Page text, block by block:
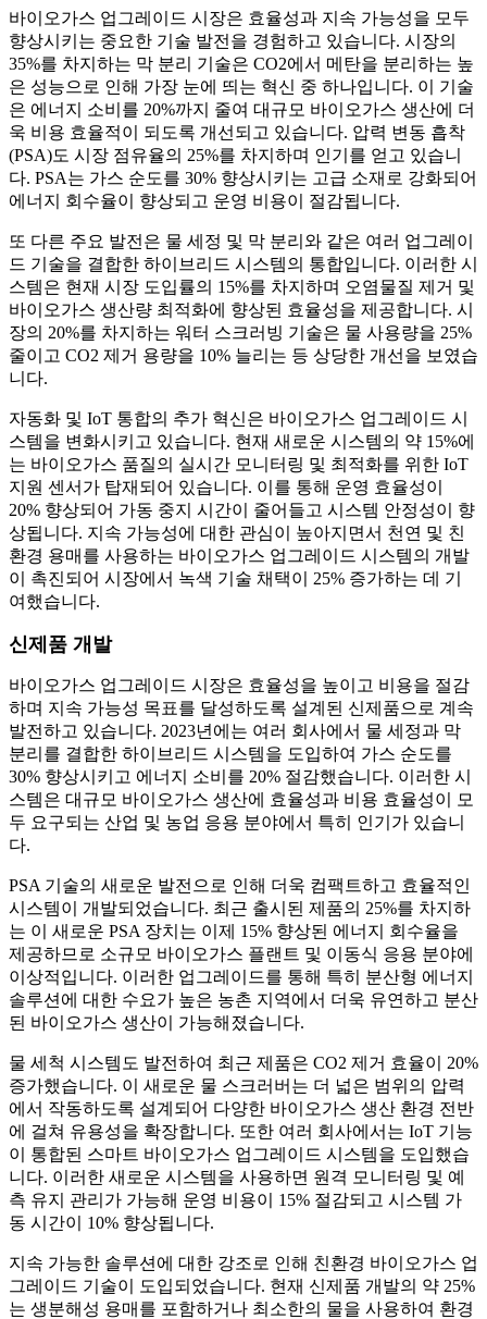
바이오가스 업그레이드 시장은 효율성과 지속 가능성을 모두
향상시키는 중요한 기술 발전을 경험하고 있습니다. 시장의
35%를 차지하는 막 분리 기술은 CO2에서 메탄을 분리하는 높
은 성능으로 인해 가장 눈에 띄는 혁신 중 하나입니다. 이 기술
은 에너지 소비를 20%까지 줄여 대규모 바이오가스 생산에 더
욱 비용 효율적이 되도록 개선되고 있습니다. 압력 변동 흡착
(PSA)도 시장 점유율의 25%를 차지하며 인기를 얻고 있습니
다. PSA는 가스 순도를 30% 향상시키는 고급 소재로 강화되어
에너지 회수율이 향상되고 운영 비용이 절감됩니다.
또 다른 주요 발전은 물 세정 및 막 분리와 같은 여러 업그레이
드 기술을 결합한 하이브리드 시스템의 통합입니다. 이러한 시
스템은 현재 시장 도입률의 15%를 차지하며 오염물질 제거 및
바이오가스 생산량 최적화에 향상된 효율성을 제공합니다. 시
장의 20%를 차지하는 워터 스크러빙 기술은 물 사용량을 25%
줄이고 CO2 제거 용량을 10% 늘리는 등 상당한 개선을 보였습
니다.
자동화 및 IoT 통합의 추가 혁신은 바이오가스 업그레이드 시
스템을 변화시키고 있습니다. 현재 새로운 시스템의 약 15%에
는 바이오가스 품질의 실시간 모니터링 및 최적화를 위한 IoT
지원 센서가 탑재되어 있습니다. 이를 통해 운영 효율성이
20% 향상되어 가동 중지 시간이 줄어들고 시스템 안정성이 향
상됩니다. 지속 가능성에 대한 관심이 높아지면서 천연 및 친
환경 용매를 사용하는 바이오가스 업그레이드 시스템의 개발
이 촉진되어 시장에서 녹색 기술 채택이 25% 증가하는 데 기
여했습니다.
신제품 개발
바이오가스 업그레이드 시장은 효율성을 높이고 비용을 절감
하며 지속 가능성 목표를 달성하도록 설계된 신제품으로 계속
발전하고 있습니다. 2023년에는 여러 회사에서 물 세정과 막
분리를 결합한 하이브리드 시스템을 도입하여 가스 순도를
30% 향상시키고 에너지 소비를 20% 절감했습니다. 이러한 시
스템은 대규모 바이오가스 생산에 효율성과 비용 효율성이 모
두 요구되는 산업 및 농업 응용 분야에서 특히 인기가 있습니
다.
PSA 기술의 새로운 발전으로 인해 더욱 컴팩트하고 효율적인
시스템이 개발되었습니다. 최근 출시된 제품의 25%를 차지하
는 이 새로운 PSA 장치는 이제 15% 향상된 에너지 회수율을
제공하므로 소규모 바이오가스 플랜트 및 이동식 응용 분야에
이상적입니다. 이러한 업그레이드를 통해 특히 분산형 에너지
솔루션에 대한 수요가 높은 농촌 지역에서 더욱 유연하고 분산
된 바이오가스 생산이 가능해졌습니다.
물 세척 시스템도 발전하여 최근 제품은 CO2 제거 효율이 20%
증가했습니다. 이 새로운 물 스크러버는 더 넓은 범위의 압력
에서 작동하도록 설계되어 다양한 바이오가스 생산 환경 전반
에 걸쳐 유용성을 확장합니다. 또한 여러 회사에서는 IoT 기능
이 통합된 스마트 바이오가스 업그레이드 시스템을 도입했습
니다. 이러한 새로운 시스템을 사용하면 원격 모니터링 및 예
측 유지 관리가 가능해 운영 비용이 15% 절감되고 시스템 가
동 시간이 10% 향상됩니다.
지속 가능한 솔루션에 대한 강조로 인해 친환경 바이오가스 업
그레이드 기술이 도입되었습니다. 현재 신제품 개발의 약 25%
는 생분해성 용매를 포함하거나 최소한의 물을 사용하여 환경